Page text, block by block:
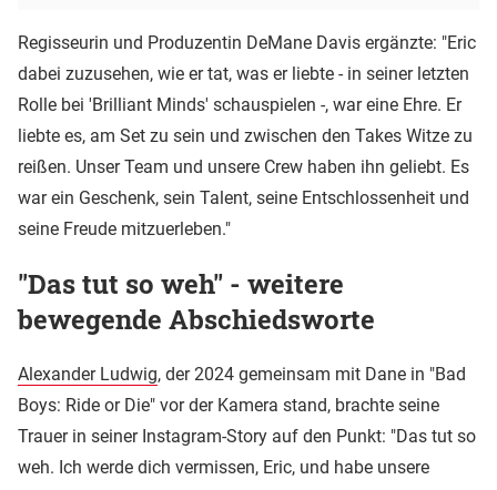
Regisseurin und Produzentin DeMane Davis ergänzte: "Eric
dabei zuzusehen, wie er tat, was er liebte - in seiner letzten
Rolle bei 'Brilliant Minds' schauspielen -, war eine Ehre. Er
liebte es, am Set zu sein und zwischen den Takes Witze zu
reißen. Unser Team und unsere Crew haben ihn geliebt. Es
war ein Geschenk, sein Talent, seine Entschlossenheit und
seine Freude mitzuerleben."
"Das tut so weh" - weitere
bewegende Abschiedsworte
Alexander Ludwig, der 2024 gemeinsam mit Dane in "Bad
Boys: Ride or Die" vor der Kamera stand, brachte seine
Trauer in seiner Instagram-Story auf den Punkt: "Das tut so
weh. Ich werde dich vermissen, Eric, und habe unsere